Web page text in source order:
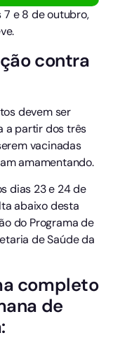
e 8 de outubro,
contra
devem ser
a partir dos três
vacinadas
amamentando.
dias 23 e 24 de
abaixo desta
do Programa de
de Saúde da
completo
de